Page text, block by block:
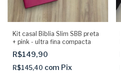
Kit casal Biblia Slim SBB preta
+ pink - ultra fina compacta
R$149,90
R$145,40 com Pix